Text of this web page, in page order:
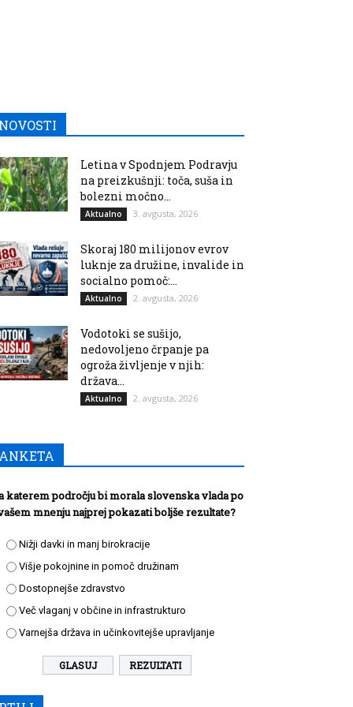
Letina v Spodnjem Podravju
na preizkušnji: toča, suša in
bolezni močno...
Aktualno 3. avgusta, 2026
Skoraj 180 milijonov evrov
luknje za družine, invalide in
socialno pomoč:...
Aktualno 2. avgusta, 2026
Vodotoki se sušijo,
nedovoljeno črpanje pa
ogroža življenje v njih:
država...
Aktualno 2. avgusta, 2026
katerem področju bi morala slovenska vlada po
mnenju najprej pokazati boljše rezultate?
Nižji davki in manj birokracije
Višje pokojnine in pomoč družinam
Dostopnejše zdravstvo
Več vlaganj v občine in infrastrukturo
Varnejša država in učinkovitejše upravljanje
REZULTATI